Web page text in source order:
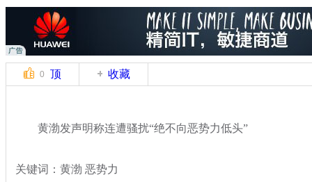
0 顶 收藏
黄渤发声明称连遭骚扰“绝不向恶势力低头”
关键词：黄渤 恶势力